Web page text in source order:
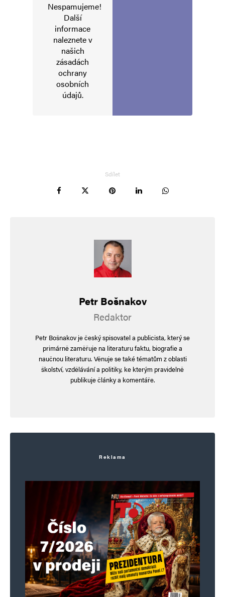
Nespamujeme!
Další
informace
naleznete v
našich
zásadách
ochrany
osobních
údajů.
Sdílet
Petr Bošnakov
Redaktor
Petr Bošnakov je český spisovatel a publicista, který se
primárně zaměřuje na literaturu faktu, biografie a
naučnou literaturu. Věnuje se také tématům z oblasti
školství, vzdělávání a politiky, ke kterým pravidelně
publikuje články a komentáře.
Reklama